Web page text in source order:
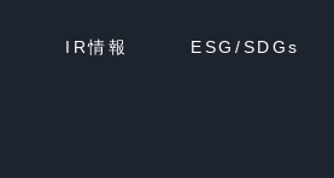
IR情報 ESG/SDGs